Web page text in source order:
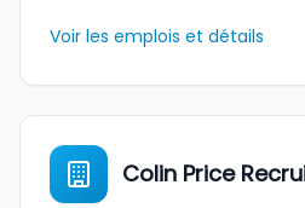
Voir les emplois et détails
Colin Price